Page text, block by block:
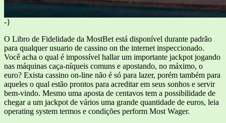
-}
O Libro de Fidelidade da MostBet está disponível durante padrão
para qualquer usuario de cassino on the internet inspeccionado.
Você acha o qual é impossível hallar um importante jackpot jogando
nas máquinas caça-níqueis comuns e apostando, no máximo, o
euro? Exista cassino on-line não é só para lazer, porém também para
aqueles o qual estão prontos para acreditar em seus sonhos e servir
bem-vindo. Mesmo uma aposta de centavos tem a possibilidade de
chegar a um jackpot de vários uma grande quantidade de euros, leia
operating system termos e condições perform Most Wager.